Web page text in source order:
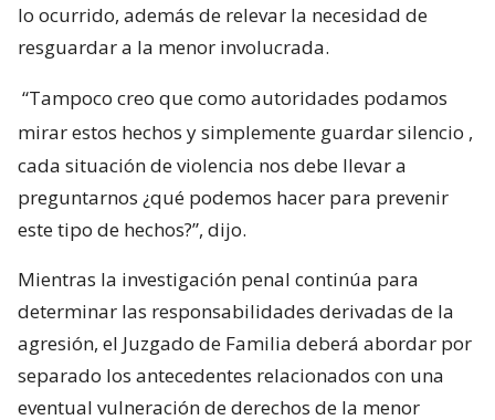
lo ocurrido, además de relevar la necesidad de
resguardar a la menor involucrada.
“Tampoco creo que como autoridades podamos
mirar estos hechos y simplemente guardar silencio ,
cada situación de violencia nos debe llevar a
preguntarnos ¿qué podemos hacer para prevenir
este tipo de hechos?”, dijo.
Mientras la investigación penal continúa para
determinar las responsabilidades derivadas de la
agresión, el Juzgado de Familia deberá abordar por
separado los antecedentes relacionados con una
eventual vulneración de derechos de la menor